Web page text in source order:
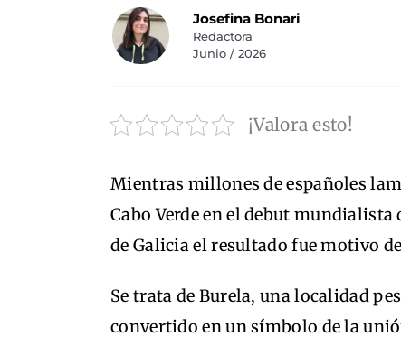
Josefina Bonari
Redactora
Junio / 2026
¡Valora esto!
Mientras millones de españoles
Cabo Verde en el debut mundialista
de Galicia el resultado fue motivo
Se trata de Burela, una localidad
convertido en un símbolo de la